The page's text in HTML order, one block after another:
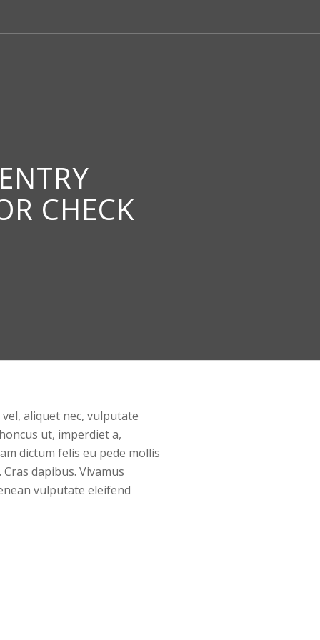
CHECK
aliquet nec, vulputate
ut, imperdiet a,
dictum felis eu pede mollis
dapibus. Vivamus
vulputate eleifend